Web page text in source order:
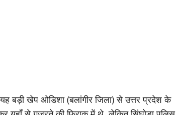
बड़ी खेप ओडिशा (बलांगीर जिला) से उत्तर प्रदेश के